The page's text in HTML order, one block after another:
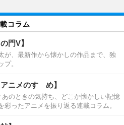
コラム
門V】
が、最新作から懐かしの作品まで、独
プ。
ニメのすゝめ】
あのときの気持ち、どこか懐かしい記憶
ったアニメを振り返る連載コラム。